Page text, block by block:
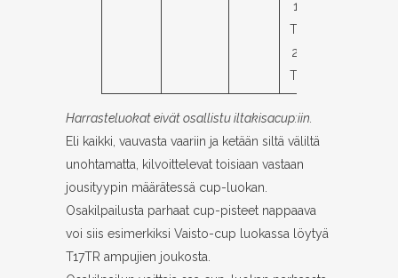
17TR,
T17TR,
20TR,
T20TR
Harrasteluokat eivät osallistu iltakisacup:iin.
Eli kaikki, vauvasta vaariin ja ketään siltä väliltä
unohtamatta, kilvoittelevat toisiaan vastaan
jousityypin määrätessä cup-luokan.
Osakilpailusta parhaat cup-pisteet nappaava
voi siis esimerkiksi Vaisto-cup luokassa löytyä
T17TR ampujien joukosta.